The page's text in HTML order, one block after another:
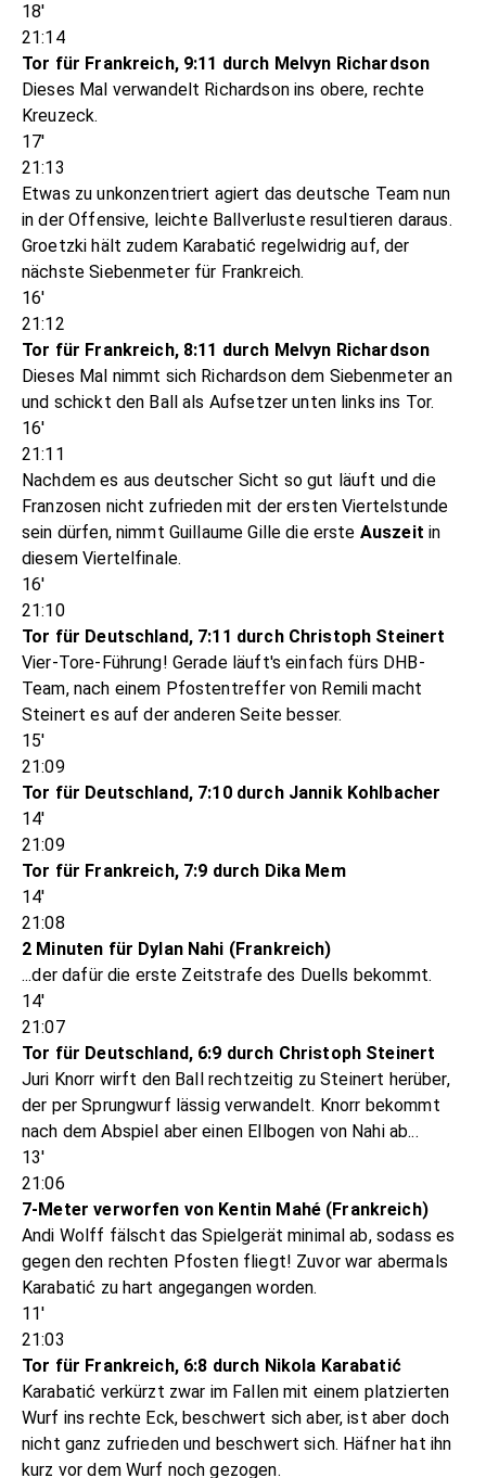
18'
21:14
Tor für Frankreich, 9:11 durch Melvyn Richardson
Dieses Mal verwandelt Richardson ins obere, rechte
Kreuzeck.
17'
21:13
Etwas zu unkonzentriert agiert das deutsche Team nun
in der Offensive, leichte Ballverluste resultieren daraus.
Groetzki hält zudem Karabatić regelwidrig auf, der
nächste Siebenmeter für Frankreich.
16'
21:12
Tor für Frankreich, 8:11 durch Melvyn Richardson
Dieses Mal nimmt sich Richardson dem Siebenmeter an
und schickt den Ball als Aufsetzer unten links ins Tor.
16'
21:11
Nachdem es aus deutscher Sicht so gut läuft und die
Franzosen nicht zufrieden mit der ersten Viertelstunde
sein dürfen, nimmt Guillaume Gille die erste Auszeit in
diesem Viertelfinale.
16'
21:10
Tor für Deutschland, 7:11 durch Christoph Steinert
Vier-Tore-Führung! Gerade läuft's einfach fürs DHB-
Team, nach einem Pfostentreffer von Remili macht
Steinert es auf der anderen Seite besser.
15'
21:09
Tor für Deutschland, 7:10 durch Jannik Kohlbacher
14'
21:09
Tor für Frankreich, 7:9 durch Dika Mem
14'
21:08
2 Minuten für Dylan Nahi (Frankreich)
...der dafür die erste Zeitstrafe des Duells bekommt.
14'
21:07
Tor für Deutschland, 6:9 durch Christoph Steinert
Juri Knorr wirft den Ball rechtzeitig zu Steinert herüber,
der per Sprungwurf lässig verwandelt. Knorr bekommt
nach dem Abspiel aber einen Ellbogen von Nahi ab...
13'
21:06
7-Meter verworfen von Kentin Mahé (Frankreich)
Andi Wolff fälscht das Spielgerät minimal ab, sodass es
gegen den rechten Pfosten fliegt! Zuvor war abermals
Karabatić zu hart angegangen worden.
11'
21:03
Tor für Frankreich, 6:8 durch Nikola Karabatić
Karabatić verkürzt zwar im Fallen mit einem platzierten
Wurf ins rechte Eck, beschwert sich aber, ist aber doch
nicht ganz zufrieden und beschwert sich. Häfner hat ihn
kurz vor dem Wurf noch gezogen.